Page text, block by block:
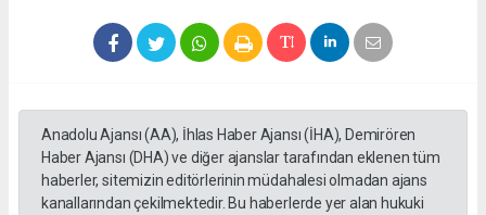
Anadolu Ajansı (AA), İhlas Haber Ajansı (İHA), Demirören
Haber Ajansı (DHA) ve diğer ajanslar tarafından eklenen tüm
haberler, sitemizin editörlerinin müdahalesi olmadan ajans
kanallarından çekilmektedir. Bu haberlerde yer alan hukuki